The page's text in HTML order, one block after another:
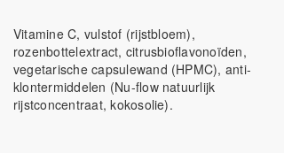
Vitamine C, vulstof (rijstbloem),
rozenbottelextract, citrusbioflavonoïden,
vegetarische capsulewand (HPMC), anti-
klontermiddelen (Nu-flow natuurlijk
rijstconcentraat, kokosolie).